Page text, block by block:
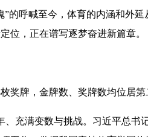
呼喊至今，体育的内涵和外
位，正在谱写逐梦奋进新篇章。
牌，金牌数、奖牌数均位居第
满变数与挑战。习近平总书